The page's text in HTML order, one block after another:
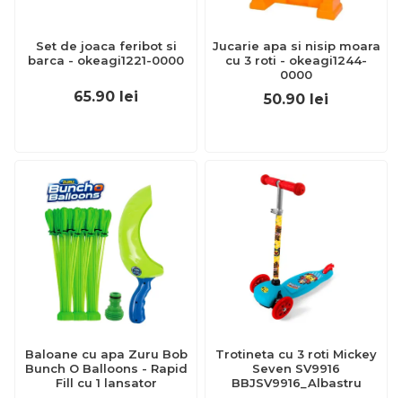
Set de joaca feribot si
barca - okeagi1221-0000
65.90 lei
Jucarie apa si nisip moara
cu 3 roti - okeagi1244-
0000
50.90 lei
Baloane cu apa Zuru Bob
Bunch O Balloons - Rapid
Fill cu 1 lansator
Trotineta cu 3 roti Mickey
Seven SV9916
BBJSV9916_Albastru